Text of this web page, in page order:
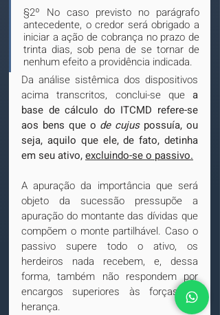
§2º No caso previsto no parágrafo
antecedente, o credor será obrigado a
iniciar a ação de cobrança no prazo de
trinta dias, sob pena de se tornar de
nenhum efeito a providência indicada.
Da análise sistêmica dos dispositivos
acima transcritos, conclui-se que a
base de cálculo do ITCMD refere-se
aos bens que o de cujus possuía, ou
seja, aquilo que ele, de fato, detinha
em seu ativo, excluindo-se o passivo.
A apuração da importância que será
objeto da sucessão pressupõe a
apuração do montante das dívidas que
compõem o monte partilhável. Caso o
passivo supere todo o ativo, os
herdeiros nada recebem, e, dessa
forma, também não respondem por
encargos superiores às forças da
herança.